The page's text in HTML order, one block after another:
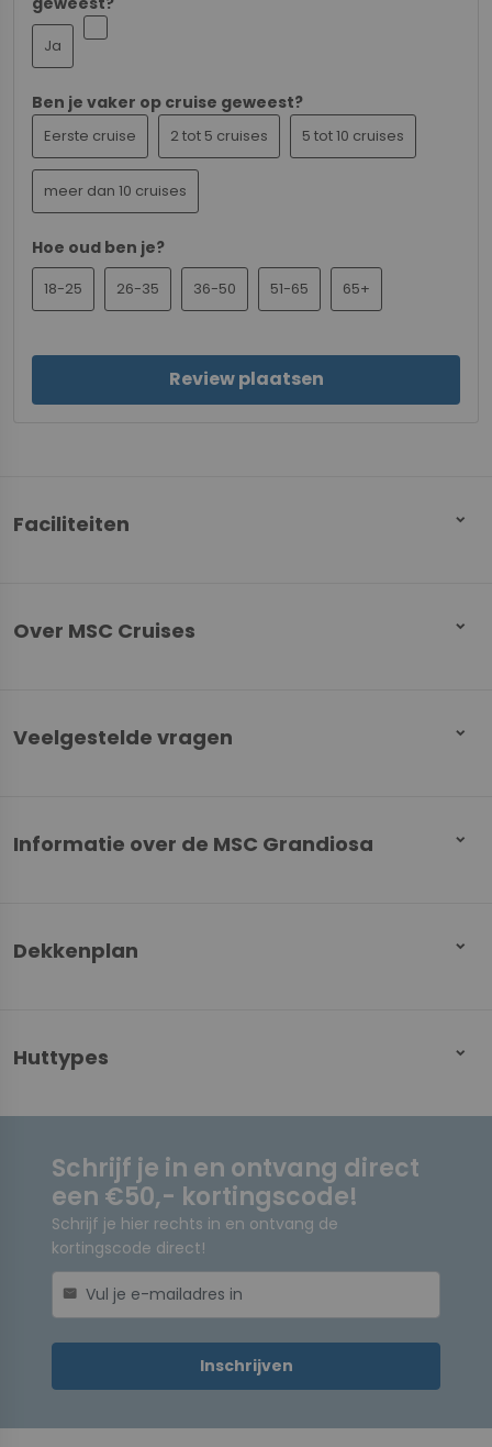
Ja
Ben je vaker op cruise geweest?
Eerste cruise 2 tot 5 cruises 5 tot 10 cruises
meer dan 10 cruises
Hoe oud ben je?
18-25 26-35 36-50 51-65 65+
Review plaatsen
Faciliteiten
Over MSC Cruises
Veelgestelde vragen
Informatie over de MSC Grandiosa
Dekkenplan
Huttypes
Schrijf je in en ontvang direct
een €50,- kortingscode!
Schrijf je hier rechts in en ontvang de
kortingscode direct!
mail
Inschrijven